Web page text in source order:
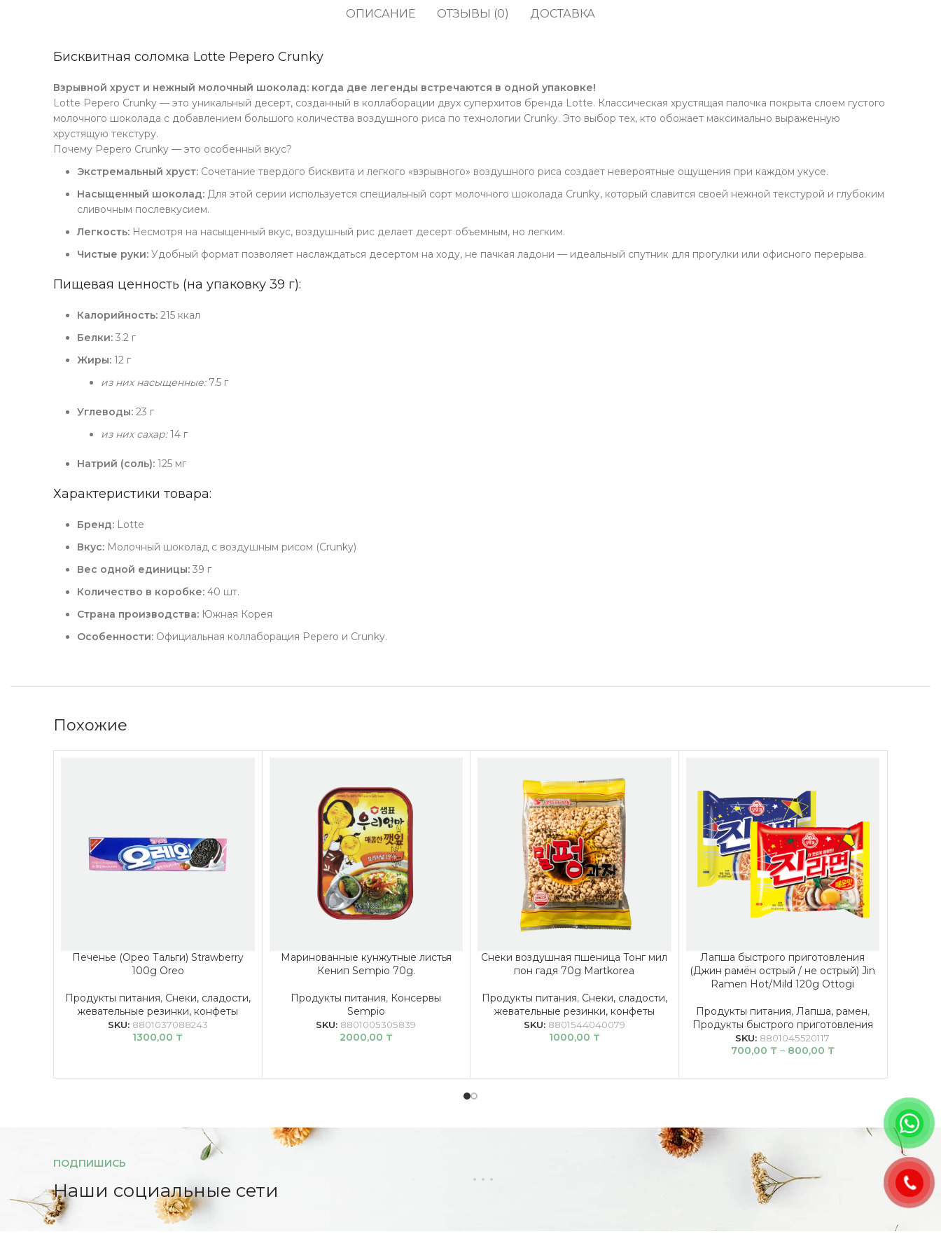
водоросли
жевательные резинки,
Напитки, молоко, готовое
кофе
ОПИСАНИЕ ОТЗЫВЫ (0) ДОСТАВКА
Бисквитная соломка Lotte Pepero Crunky
Взрывной хруст и нежный молочный шоколад: когда две легенды встречаются в одной упаковке!
Lotte Pepero Crunky — это уникальный десерт, созданный в коллаборации двух суперхитов бренда Lotte. Классическая хрустящая палочка покрыта слоем густого
молочного шоколада с добавлением большого количества воздушного риса по технологии Crunky. Это выбор тех, кто обожает максимально выраженную
хрустящую текстуру.
Почему Pepero Crunky — это особенный вкус?
Экстремальный хруст: Сочетание твердого бисквита и легкого «взрывного» воздушного риса создает невероятные ощущения при каждом укусе.
Насыщенный шоколад: Для этой серии используется специальный сорт молочного шоколада Crunky, который славится своей нежной текстурой и глубоким
сливочным послевкусием.
Легкость: Несмотря на насыщенный вкус, воздушный рис делает десерт объемным, но легким.
Чистые руки: Удобный формат позволяет наслаждаться десертом на ходу, не пачкая ладони — идеальный спутник для прогулки или офисного перерыва.
Пищевая ценность (на упаковку 39 г):
Калорийность: 215 ккал
Белки: 3.2 г
Жиры: 12 г
из них насыщенные:7.5 г
Углеводы: 23 г
из них сахар:14 г
Натрий (соль): 125 мг
Характеристики товара:
Бренд: Lotte
Вкус: Молочный шоколад с воздушным рисом (Crunky)
Вес одной единицы: 39 г
Количество в коробке: 40 шт.
Страна производства: Южная Корея
Особенности: Официальная коллаборация Pepero и Crunky.
Похожие
Печенье (Орео Тальги) Strawberry
100g Oreo
Продукты питания, Снеки, сладости,
жевательные резинки, конфеты
SKU: 8801037088243
1300,00 ₸
Маринованные кунжутные листья
Кенип Sempio 70g.
Продукты питания, Консервы
Sempio
SKU: 8801005305839
2000,00 ₸
Снеки воздушная пшеница Тонг мил
пон гадя 70g Martkorea
Продукты питания, Снеки, сладости,
жевательные резинки, конфеты
SKU: 8801544040079
1000,00 ₸
Лапша быстрого приготовления
(Джин рамён острый / не острый) Jin
Ramen Hot/Mild 120g Ottogi
Продукты питания, Лапша, рамен,
Продукты быстрого приготовления
SKU: 8801045520117
700,00 ₸ – 800,00 ₸
ПОДПИШИСЬ
Наши социальные сети